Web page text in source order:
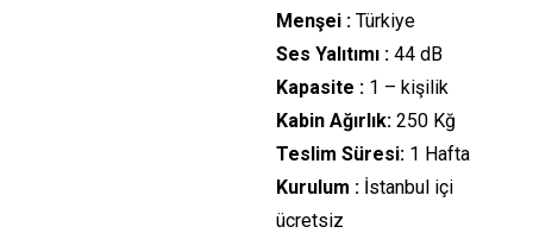
Menşei : Türkiye
Ses Yalıtımı : 44 dB
Kapasite : 1 – kişilik
Kabin Ağırlık: 250 Kğ
Teslim Süresi: 1 Hafta
Kurulum : İstanbul içi
ücretsiz